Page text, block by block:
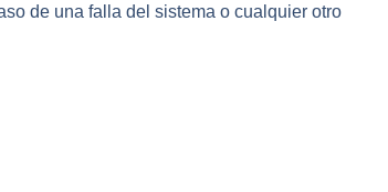
de una falla del sistema o cualquier otro